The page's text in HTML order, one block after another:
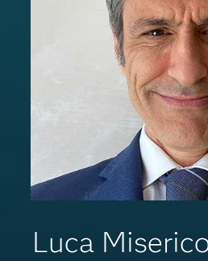
Luca